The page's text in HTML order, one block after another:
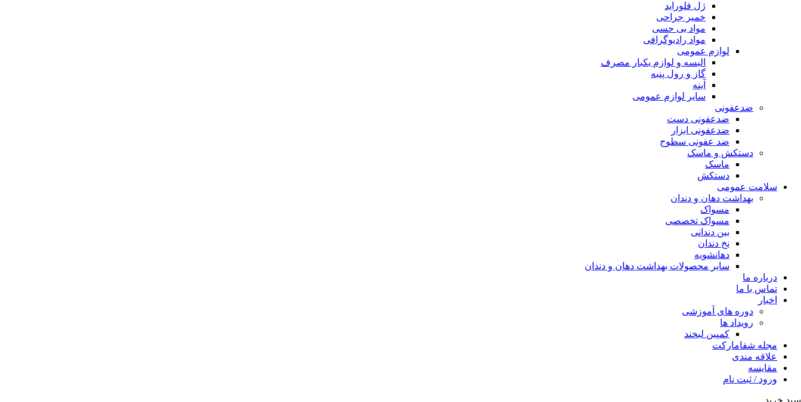
ژل فلوراید
خمیر جراحی
مواد بی حسی
مواد رادیوگرافی
لوازم عمومی
البسه و لوازم یکبار مصرف
گاز و رول پنبه
آینه
سایر لوازم عمومی
ضدعفونی
ضدعفونی دست
ضدعفونی ابزار
ضد عفونی سطوح
دستکش و ماسک
ماسک
دستکش
سلامت عمومی
بهداشت دهان و دندان
مسواک
مسواک تخصصی
بین دندانی
نخ دندان
دهانشویه
سایر محصولات بهداشت دهان و دندان
درباره ما
تماس با ما
اخبار
دوره های آموزشی
رویداد ها
کمپین لبخند
مجله شفامارکت
علاقه مندی
مقایسه
ورود / ثبت نام
سبد خرید